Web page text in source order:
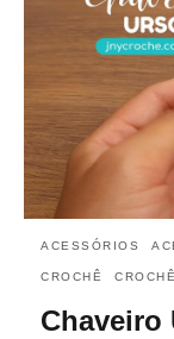
ACESSÓRIOS
CROCHÊ CROCHÊ
Chaveiro